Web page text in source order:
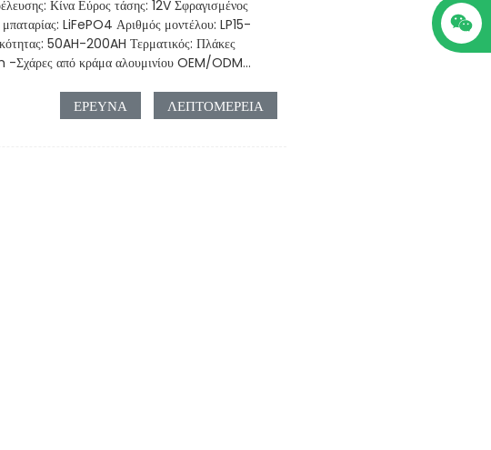
Κίνα Εύρος τάσης: 12V Σφραγισμένος
LiFePO4 Αριθμός μοντέλου: LP15-
50AH-200AH Τερματικός: Πλάκες
από κράμα αλουμινίου OEM/ODM...
ΕΡΕΥΝΑ ΛΕΠΤΟΜΈΡΕΙΑ